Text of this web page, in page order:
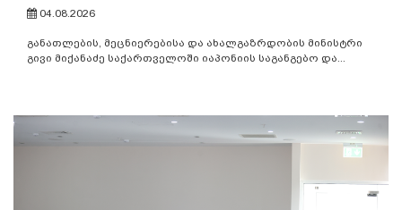
04.08.2026
განათლების, მეცნიერებისა და ახალგაზრდობის მინისტრი
გივი მიქანაძე საქართველოში იაპონიის საგანგებო და...